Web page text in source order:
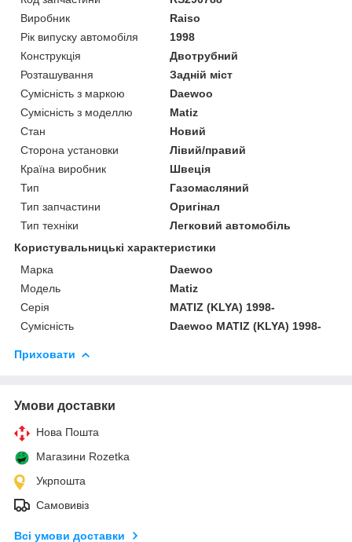
Виробник
Raiso
Рік випуску автомобіля
1998
Конструкція
Двотрубний
Розташування
Задній міст
Сумісність з маркою
Daewoo
Сумісність з моделлю
Matiz
Стан
Новий
Сторона установки
Лівий/правий
Країна виробник
Швеція
Тип
Газомасляний
Тип запчастини
Оригінал
Тип техніки
Легковий автомобіль
Користувальницькі характеристики
Марка
Daewoo
Мoдель
Matiz
Серія
MATIZ (KLYA) 1998-
Сумісність
Daewoo MATIZ (KLYA) 1998-
Приховати
Умови доставки
Нова Пошта
Магазини Rozetka
Укрпошта
Самовивіз
Всі умови доставки